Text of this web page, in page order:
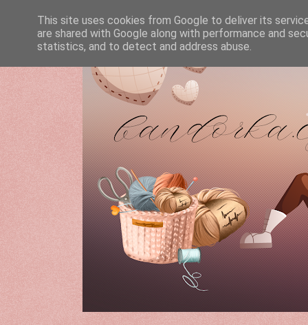
This site uses cookies from Google to deliver its
are shared with Google along with performance and
statistics, and to detect and address abuse.